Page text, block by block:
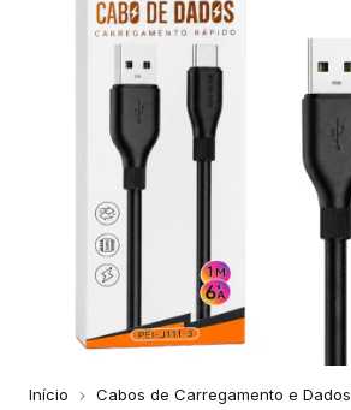
Início Cabos de Carregamento e Dados